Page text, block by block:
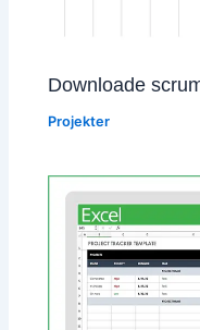
Downloade
Projekter